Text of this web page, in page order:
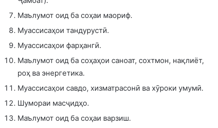
Маълумот оид ба соҳаи маориф.
Муассисаҳои тандурустӣ.
Муассисаҳои фарҳангӣ.
Маълумот оид ба соҳаҳои саноат, сохтмон, нақлиёт,
роҳ ва энергетика.
Муассисаҳои савдо, хизматрасонӣ ва хӯроки умумӣ.
Шумораи масҷидҳо.
Маълумот оид ба соҳаи варзиш.